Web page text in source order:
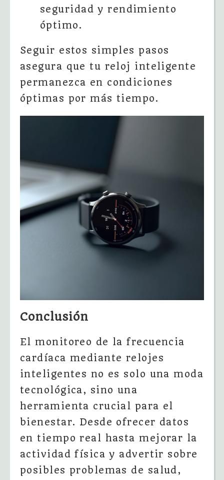
seguridad y rendimiento
óptimo.
Seguir estos simples pasos
asegura que tu reloj inteligente
permanezca en condiciones
óptimas por más tiempo.
Conclusión
El monitoreo de la frecuencia
cardíaca mediante relojes
inteligentes no es solo una moda
tecnológica, sino una
herramienta crucial para el
bienestar. Desde ofrecer datos
en tiempo real hasta mejorar la
actividad física y advertir sobre
posibles problemas de salud,